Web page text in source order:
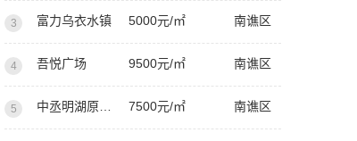
3 富力乌衣水镇 5000元/㎡ 南谯区
4 吾悦广场 9500元/㎡ 南谯区
5 7500元/㎡ 南谯区